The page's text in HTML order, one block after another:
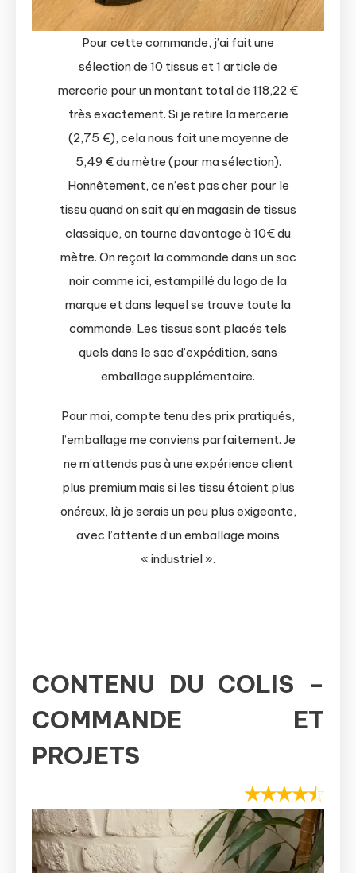
Pour cette commande, j’ai fait une
sélection de 10 tissus et 1 article de
mercerie pour un montant total de 118,22 €
très exactement. Si je retire la mercerie
(2,75 €), cela nous fait une moyenne de
5,49 € du mètre (pour ma sélection).
Honnêtement, ce n’est pas cher pour le
tissu quand on sait qu’en magasin de tissus
classique, on tourne davantage à 10€ du
mètre. On reçoit la commande dans un sac
noir comme ici, estampillé du logo de la
marque et dans lequel se trouve toute la
commande. Les tissus sont placés tels
quels dans le sac d’expédition, sans
emballage supplémentaire.
Pour moi, compte tenu des prix pratiqués,
l’emballage me conviens parfaitement. Je
ne m’attends pas à une expérience client
plus premium mais si les tissu étaient plus
onéreux, là je serais un peu plus exigeante,
avec l’attente d’un emballage moins
« industriel ».
CONTENU DU COLIS –
COMMANDE ET
PROJETS